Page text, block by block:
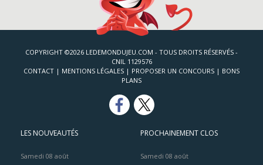
COPYRIGHT ©2026 LEDEMONDUJEU.COM - TOUS DROITS RÉSERVÉS -
CNIL 1129576
CONTACT | MENTIONS LÉGALES | PROPOSER UN CONCOURS | BONS
PLANS
LES NOUVEAUTÉS
Samedi 08 août
PROCHAINEMENT CLOS
Samedi 08 août